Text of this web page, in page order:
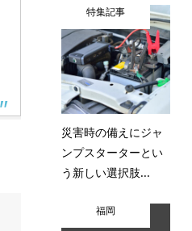
特集記事
災害時の備えにジャ
ンプスターターとい
う新しい選択肢...
福岡